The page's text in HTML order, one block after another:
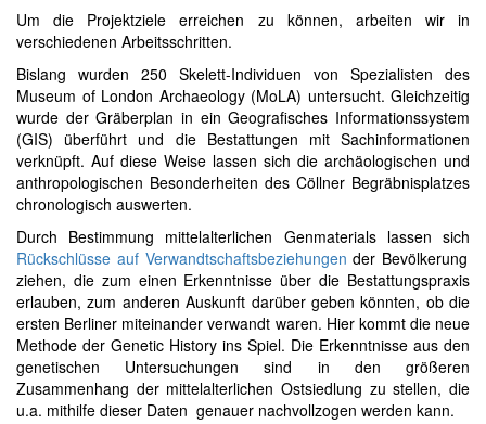
Um die Projektziele erreichen zu können, arbeiten wir in
verschiedenen Arbeitsschritten.
Bislang wurden 250 Skelett-Individuen von Spezialisten des
Museum of London Archaeology (MoLA) untersucht. Gleichzeitig
wurde der Gräberplan in ein Geografisches Informationssystem
(GIS) überführt und die Bestattungen mit Sachinformationen
verknüpft. Auf diese Weise lassen sich die archäologischen und
anthropologischen Besonderheiten des Cöllner Begräbnisplatzes
chronologisch auswerten.
Durch Bestimmung mittelalterlichen Genmaterials lassen sich
Rückschlüsse auf Verwandtschaftsbeziehungen der Bevölkerung
ziehen, die zum einen Erkenntnisse über die Bestattungspraxis
erlauben, zum anderen Auskunft darüber geben könnten, ob die
ersten Berliner miteinander verwandt waren. Hier kommt die neue
Methode der Genetic History ins Spiel. Die Erkenntnisse aus den
genetischen Untersuchungen sind in den größeren
Zusammenhang der mittelalterlichen Ostsiedlung zu stellen, die
u.a. mithilfe dieser Daten genauer nachvollzogen werden kann.